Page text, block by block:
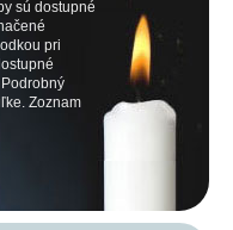
sú dostupné
pri
Zoznam